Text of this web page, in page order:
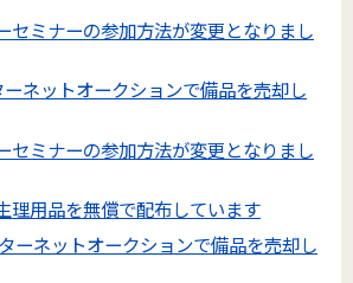
セミナーの参加方法が変更となりまし
ーネットオークションで備品を売却し
セミナーの参加方法が変更となりまし
理用品を無償で配布しています
ーネットオークションで備品を売却し